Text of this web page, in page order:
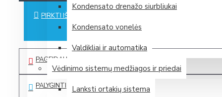
Plokštelinis entalpinis rekuperatorius Zehnder ComfoAir 375
Plokštelinis entalpinis rekuperatorius Zehnder ComfoAir Flex
Daugiau
Samsung (P. Korėja)
Kondensato drenažo siurbliukai
Kondensato vonelės
Valdikliai ir automatika
Vėdinimo sistemų medžiagos ir priedai
Lanksti ortakių sistema
PIRKTI IŠ KARTO
PAGEIDAUTI
PALYGINTI